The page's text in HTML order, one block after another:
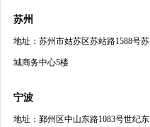
苏州
地址：苏州市姑苏区苏站路1588号苏
城商务中心5楼
宁波
地址：鄞州区中山东路1083号世纪东